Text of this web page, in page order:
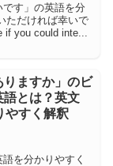
す」の英語を分
appreciate if you could inte...
りますか」のビ
語とは？英文
やすく解釈
を分かりやすく